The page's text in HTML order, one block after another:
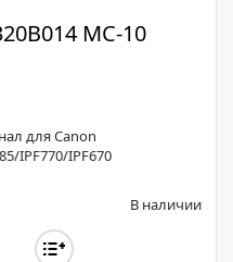
MC-10
для Canon
IPF770/IPF670
В наличии